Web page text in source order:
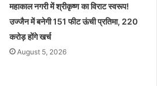
महाकाल नगरी में श्रीकृष्ण का विराट स्वरूप!
उज्जैन में बनेगी 151 फीट ऊंची प्रतिमा, 220
करोड़ होंगे खर्च
August 5, 2026